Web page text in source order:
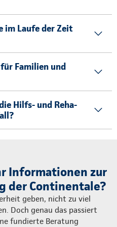
im Laufe der Zeit
Familien und
Hilfs- und Reha-
Informationen zur
der Continentale?
geben, nicht zu viel
Doch genau das passiert
fundierte Beratung